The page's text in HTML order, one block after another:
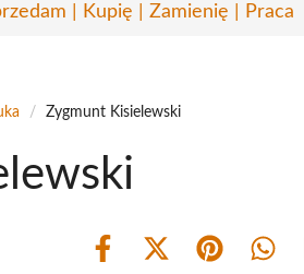
| Kupię | Zamienię | Praca
/ Zygmunt Kisielewski
Share
Share Share Share